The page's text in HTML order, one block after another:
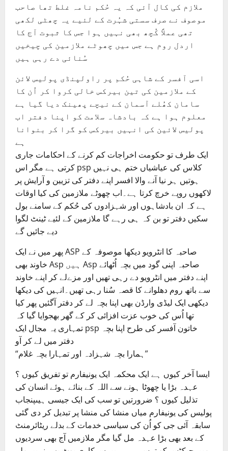
ملازم کی کال آئی کہ یہ حُکم نامہ غلط تھا صاحب
موصوف نے صرف سستی شہُرت کے لئیے یہ چھٹی لکھی
تھی عملاً کُچھ بھی نہیں ہوا جس کا ثبوت آج کا
اردل روم ہے جس میں چھوٹے ملازمین کی چیخیں
سُنائی دے رہی ہیں
اسی آفسر کے شاہی حُکم پر راولپنڈی پولیس لائن
کے ملازمین کی تین بیرکس خالی کروا کر اُن کا
سامان کھُلے آسمان کے نیچے پھینک دیا گیا ہے
معلوم ہوا ہے کہ بادشاہ سلامت کو اپنا دفتر اب
پولیس لائین کی انہیں بیرکس کو گرا کر بنوانا
ہے
ایک طرف تو حکومت اخراجات کم کرنے کے احکامات جاری
کرتی ہے مگر اس psp کلاس کی عیاشیاں ختم ہی نہیں
ہوتیں ہر نیا آنے والا افسر اپنے دفتر کی تزیین و آرایش پر
لاکھوں روپے خرچ کرتا ہے۔اب چھوٹے ملازمین کی کیا اوقات
ہے کہ ان بادشاہوں اور شہزادوں کی حُکم کے سامنے بول
سکیں دفتر تو بن کہ ہی رہے گا ملازمین کے لئیے ٹینٹ لگوا
دیے جائیں گے
پھر میں نے ایک ASP صاحبہ کا انٹرویو دیکھا موصوفہ کے
خاوند بھی Asp ہیں Asp صاحبہ اپنی گود میں بچہ اُٹھائے
اپنے دفتر میں انٹرویو دے رہی تھیں اور مزےلے کر اپنے خاوند
سے باتھ روم دھلوانے کا قصہ سُنا رہی تھیں۔انہیں کی دیکھا
دیکھی ایک لیڈی وارڈن بھی اپنا بچہ لے کر دفتر آگئیں پھر کیا
تھا اُس کی خوب عزت افزائی کر کے گھر بھجوایا گیا کہ
تمہاری یہ مجال ایک psp خاتون آفسر کی طرح اپنا بچہ
دفتر میں لے کر آو
“ہمارا بچہ شہزادہ اور تمہارا بچہ غلام”
ایسا آخر کیوں ہے ایک محکمہ ایک یونیفارم تو تفریق کیوں ؟
عہدہ بڑا یا چھوٹا ہونے سے اللہ کے بنائے ہوئے انسان کی
تذلیل کیوں ؟ ضرورتیں تو سب کی ایک جیسی ہیںپنجاب
پولیس کی یونیفارم میاں منشا کی منشا پر تبدیل کر دی گئی
سابقہ آئی جی کو اُن کی سیاسی خدمات کے بدلے ریٹائرمنٹ
کے بعد بھی بڑا عہدہ مل گیا مگر ملازمیں آج بھی سردیوں